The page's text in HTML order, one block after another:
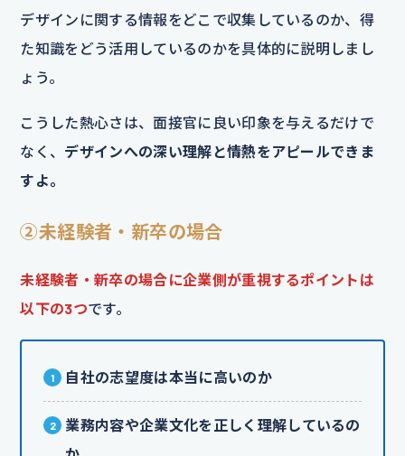
デザインに関する情報をどこで収集しているのか、得
た知識をどう活用しているのかを具体的に説明しまし
ょう。
こうした熱心さは、面接官に良い印象を与えるだけで
なく、 デザインへの深い理解と情熱をアピールできま
すよ。
②未経験者・新卒の場合
未経験者・新卒の場合に企業側が重視するポイントは
以下の3つです。
自社の志望度は本当に高いのか
業務内容や企業文化を正しく理解しているの